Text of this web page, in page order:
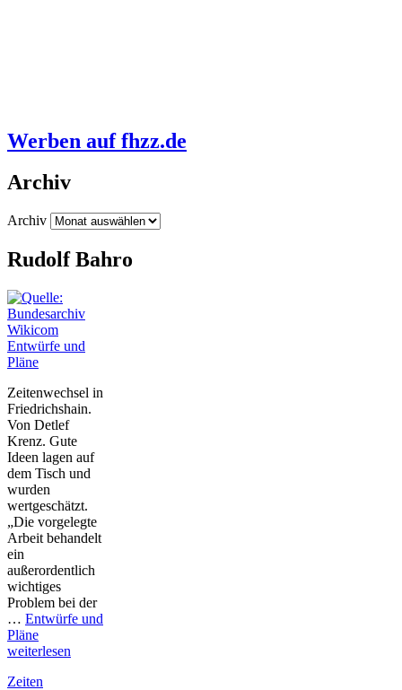
Werben auf fhzz.de
Archiv
Archiv
Rudolf Bahro
Entwürfe und
Pläne
Zeitenwechsel in
Friedrichshain.
Von Detlef
Krenz. Gute
Ideen lagen auf
dem Tisch und
wurden
wertgeschätzt.
„Die vorgelegte
Arbeit behandelt
ein
außerordentlich
wichtiges
Problem bei der
… Entwürfe und
Pläne
weiterlesen
Zeiten